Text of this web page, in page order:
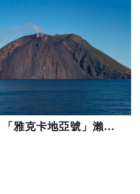
法式美學ｘ日本秘境｜「雅克卡地亞號」瀨戶內、釜山、九州 心發現之旅